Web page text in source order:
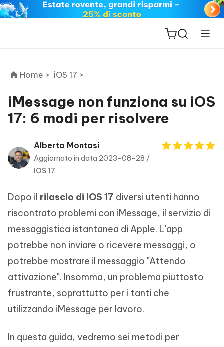
ReiBoot
PDNob
PDF
iAnyGo
Home > iOS 17 >
iMessage non funziona su iOS
17: 6 modi per risolvere
Alberto Montasi
Aggiornato in data 2023-08-28 /
iOS 17
Dopo il rilascio di iOS 17 diversi utenti hanno
riscontrato problemi con iMessage, il servizio di
messaggistica istantanea di Apple. L'app
potrebbe non inviare o ricevere messaggi, o
potrebbe mostrare il messaggio "Attendo
attivazione". Insomma, un problema piuttosto
frustrante, soprattutto per i tanti che
utilizzando iMessage per lavoro.
In questa guida, vedremo sei metodi per